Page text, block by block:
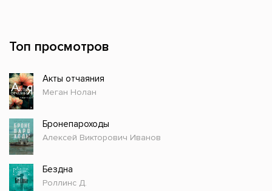
Топ просмотров
Акты отчаяния
Меган Нолан
Бронепароходы
Алексей Викторович Иванов
Бездна
Роллинс Д.